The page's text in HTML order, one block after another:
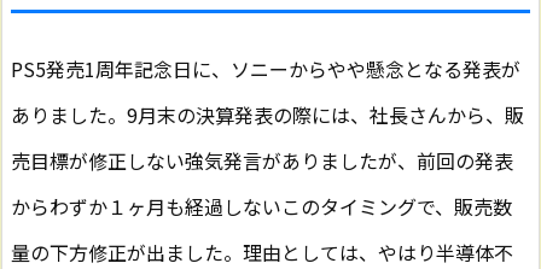
PS5発売1周年記念日に、ソニーからやや懸念となる発表が
ありました。9月末の決算発表の際には、社長さんから、販
売目標が修正しない強気発言がありましたが、前回の発表
からわずか１ヶ月も経過しないこのタイミングで、販売数
量の下方修正が出ました。理由としては、やはり半導体不